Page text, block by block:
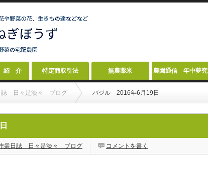
紹 介 特定商取引法 無農薬米 農園通信 年中夢究
誌 日々是淡々 ブログ バジル 2016年6月19日
業日誌 日々是淡々 ブログ コメントを書く